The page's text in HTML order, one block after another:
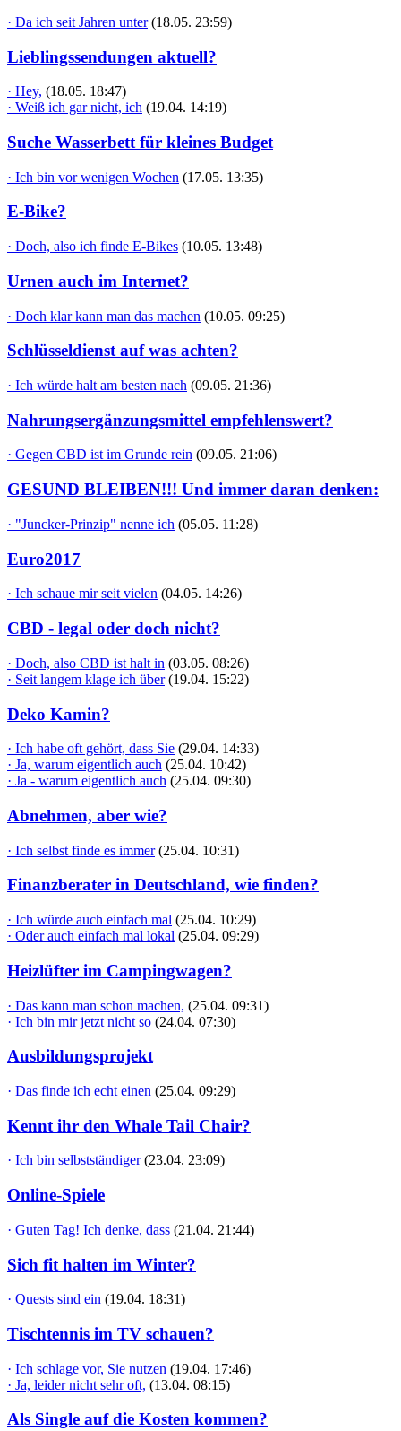
· Da ich seit Jahren unter (18.05. 23:59)
Lieblingssendungen aktuell?
· Hey, (18.05. 18:47)
· Weiß ich gar nicht, ich (19.04. 14:19)
Suche Wasserbett für kleines Budget
· Ich bin vor wenigen Wochen (17.05. 13:35)
E-Bike?
· Doch, also ich finde E-Bikes (10.05. 13:48)
Urnen auch im Internet?
· Doch klar kann man das machen (10.05. 09:25)
Schlüsseldienst auf was achten?
· Ich würde halt am besten nach (09.05. 21:36)
Nahrungsergänzungsmittel empfehlenswert?
· Gegen CBD ist im Grunde rein (09.05. 21:06)
GESUND BLEIBEN!!! Und immer daran denken:
· "Juncker-Prinzip" nenne ich (05.05. 11:28)
Euro2017
· Ich schaue mir seit vielen (04.05. 14:26)
CBD - legal oder doch nicht?
· Doch, also CBD ist halt in (03.05. 08:26)
· Seit langem klage ich über (19.04. 15:22)
Deko Kamin?
· Ich habe oft gehört, dass Sie (29.04. 14:33)
· Ja, warum eigentlich auch (25.04. 10:42)
· Ja - warum eigentlich auch (25.04. 09:30)
Abnehmen, aber wie?
· Ich selbst finde es immer (25.04. 10:31)
Finanzberater in Deutschland, wie finden?
· Ich würde auch einfach mal (25.04. 10:29)
· Oder auch einfach mal lokal (25.04. 09:29)
Heizlüfter im Campingwagen?
· Das kann man schon machen, (25.04. 09:31)
· Ich bin mir jetzt nicht so (24.04. 07:30)
Ausbildungsprojekt
· Das finde ich echt einen (25.04. 09:29)
Kennt ihr den Whale Tail Chair?
· Ich bin selbstständiger (23.04. 23:09)
Online-Spiele
· Guten Tag! Ich denke, dass (21.04. 21:44)
Sich fit halten im Winter?
· Quests sind ein (19.04. 18:31)
Tischtennis im TV schauen?
· Ich schlage vor, Sie nutzen (19.04. 17:46)
· Ja, leider nicht sehr oft, (13.04. 08:15)
Als Single auf die Kosten kommen?